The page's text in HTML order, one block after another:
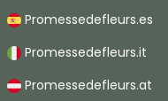
Promessedefleurs.es
Promessedefleurs.it
Promessedefleurs.at